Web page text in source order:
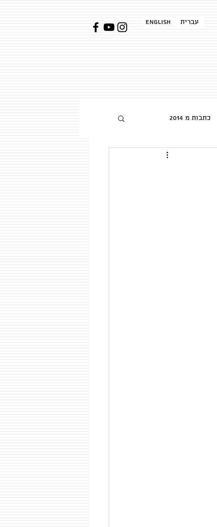
English עברית
כתבות מ 2014